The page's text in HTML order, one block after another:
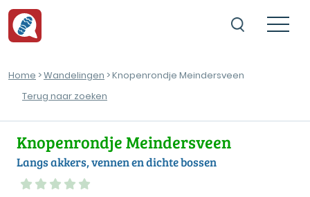
Home >Wandelingen > Knopenrondje Meindersveen
Terug naar zoeken
Knopenrondje Meindersveen
Langs akkers, vennen en dichte bossen